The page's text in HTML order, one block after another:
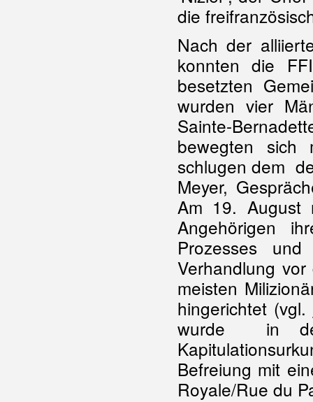
die
Nach der
konnten die
besetzten
wurden vier
Sainte-
bewegten
schlugen dem
Meyer,
Am 19. August
Angehörigen
Prozesses
Verhandlung
meisten
hingerichtet (vgl.
wurde in der
Befreiung mit
Royale/Rue du